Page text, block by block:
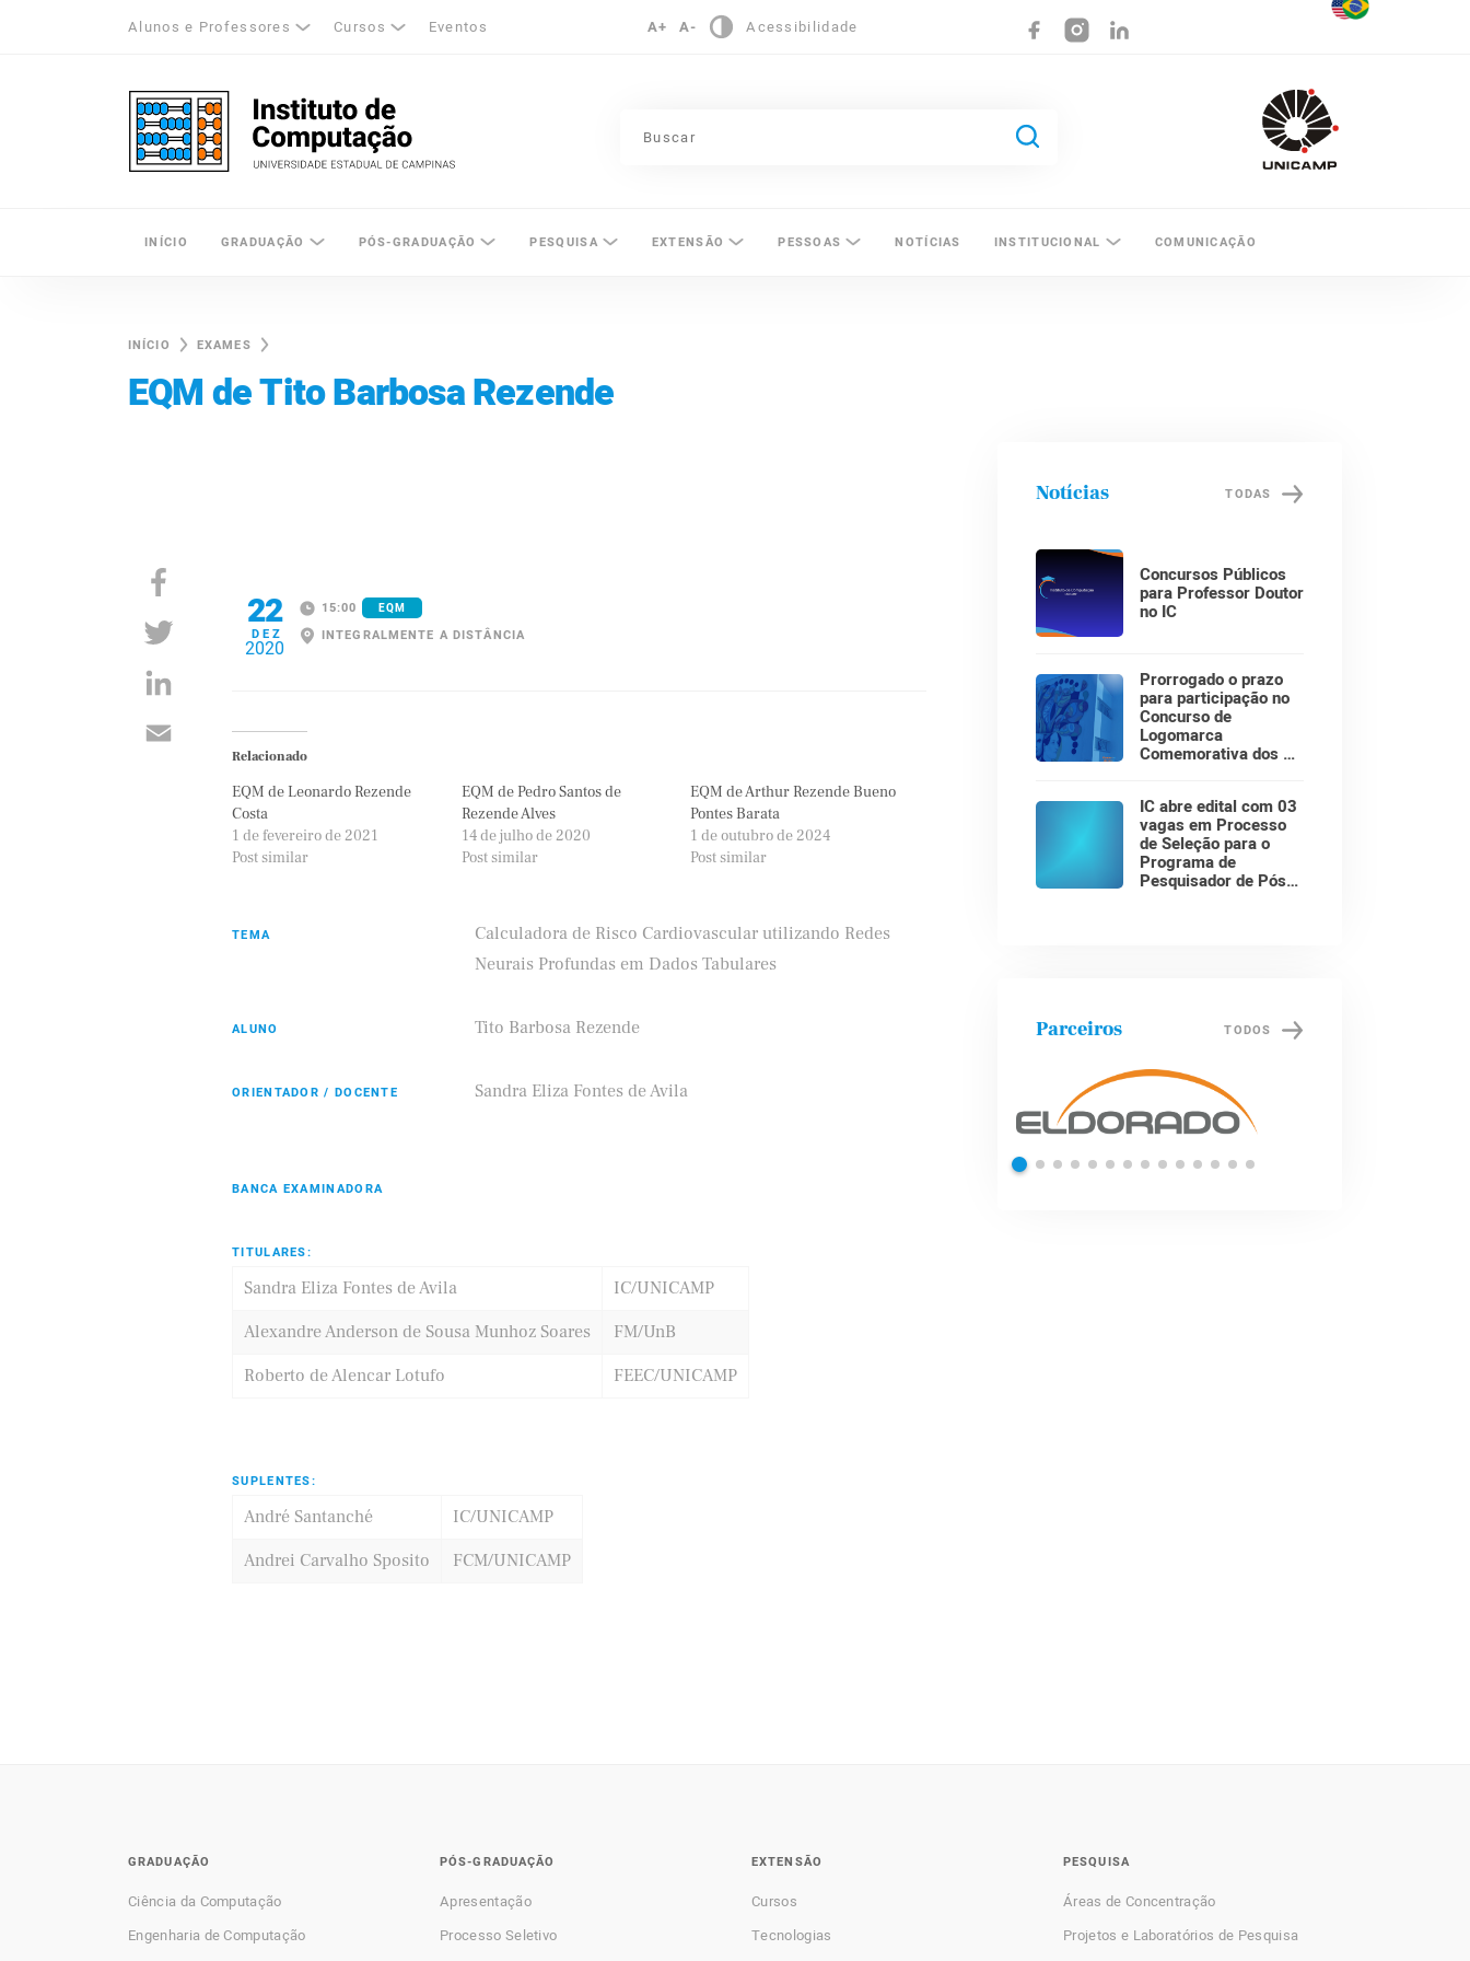
Alunos e Professores Cursos Eventos A+ A- Acessibilidade
Unicamp - Universidade Estadual de Campinas
INÍCIO GRADUAÇÃO PÓS-GRADUAÇÃO PESQUISA EXTENSÃO PESSOAS NOTÍCIAS INSTITUCIONAL COMUNICAÇÃO
INÍCIO EXAMES
EQM de Tito Barbosa Rezende
22
DEZ
2020
15:00 EQM
INTEGRALMENTE A DISTÂNCIA
Relacionado
EQM de Leonardo Rezende
Costa
1 de fevereiro de 2021
Post similar
EQM de Pedro Santos de
Rezende Alves
14 de julho de 2020
Post similar
EQM de Arthur Rezende Bueno
Pontes Barata
1 de outubro de 2024
Post similar
TEMA
Calculadora de Risco Cardiovascular utilizando Redes
Neurais Profundas em Dados Tabulares
ALUNO Tito Barbosa Rezende
ORIENTADOR / DOCENTE Sandra Eliza Fontes de Avila
BANCA EXAMINADORA
TITULARES:
Sandra Eliza Fontes de Avila
IC/UNICAMP
Alexandre Anderson de Sousa Munhoz Soares
FM/UnB
Roberto de Alencar Lotufo
FEEC/UNICAMP
SUPLENTES:
André Santanché
IC/UNICAMP
Andrei Carvalho Sposito
FCM/UNICAMP
Notícias TODAS
Concursos Públicos
para Professor Doutor
no IC
Prorrogado o prazo
para participação no
Concurso de
Logomarca
Comemorativa dos 30
IC abre edital com 03
vagas em Processo
de Seleção para o
Programa de
Pesquisador de Pós-
Parceiros TODOS
ifood Shell
GRADUAÇÃO
Ciência da Computação
Engenharia de Computação
PÓS-GRADUAÇÃO
Apresentação
Processo Seletivo
EXTENSÃO
Cursos
Tecnologias
PESQUISA
Áreas de Concentração
Projetos e Laboratórios de Pesquisa